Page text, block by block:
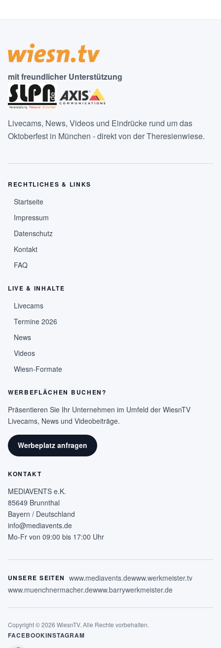
mit freundlicher Unterstützung
Livecams, News, Videos und Eindrücke rund um das
Oktoberfest in München - direkt von der Theresienwiese.
RECHTLICHES & LINKS
Startseite
Impressum
Datenschutz
Kontakt
FAQ
LIVE & INHALTE
Livecams
Termine 2026
News
Videos
Wiesn-Formate
WERBEFLÄCHEN BUCHEN?
Präsentieren Sie Ihr Unternehmen im Umfeld der WiesnTV
Livecams, News und Videobeiträge.
Werbeplatz anfragen
KONTAKT
MEDIAVENTS e.K.
85649 Brunnthal
Bayern / Deutschland
info@mediavents.de
Mo-Fr von 09:00 bis 17:00 Uhr
UNSERE SEITEN www.mediavents.dewww.werkmeister.tv
www.muenchnermacher.dewww.barrywerkmeister.de
Copyright © 2026 WiesnTV. Alle Rechte vorbehalten.
FACEBOOKINSTAGRAM